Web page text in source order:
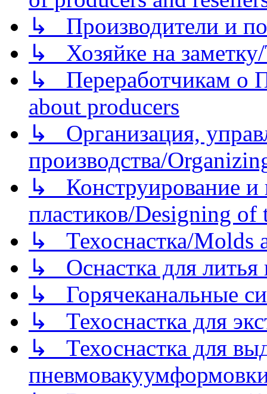
↳ Производители и
↳ Хозяйке на
↳ Переработчикам о
about producers
↳ Организация,
производства/
↳ Конструирование и
пластиков/Designing of
↳ Техоснастка/Molds
↳ Оснастка для литья
↳ Горячеканальные
↳ Техоснастка для
↳ Техоснастка для